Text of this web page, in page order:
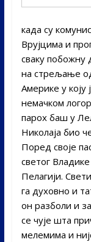
када су
Врујцима и
сваку побожну
на стрељање
Америке у коју
немачком
парох баш у
Николаја био
Поред своје
светог
Пелагији.
га духовно и
он разболи и
се чује шта
мелемима и